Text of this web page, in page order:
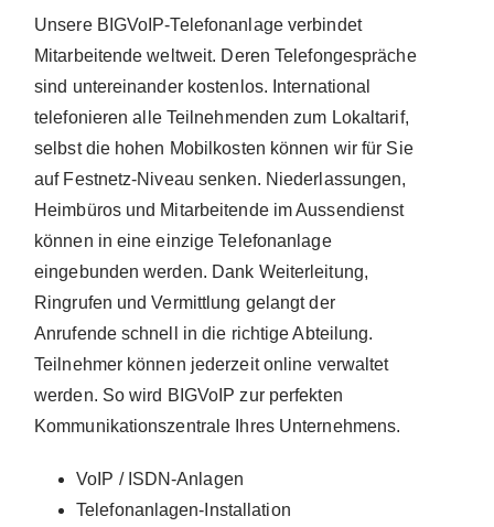
OFFENE STELLEN – SUPPORT
KONTAKT
Unsere BIGVoIP-Telefonanlage verbindet
Mitarbeitende weltweit. Deren Telefongespräche
sind untereinander kostenlos. International
telefonieren alle Teilnehmenden zum Lokaltarif,
selbst die hohen Mobilkosten können wir für Sie
auf Festnetz-Niveau senken. Niederlassungen,
Heimbüros und Mitarbeitende im Aussendienst
können in eine einzige Telefonanlage
eingebunden werden. Dank Weiterleitung,
Ringrufen und Vermittlung gelangt der
Anrufende schnell in die richtige Abteilung.
Teilnehmer können jederzeit online verwaltet
werden. So wird BIGVoIP zur perfekten
Kommunikationszentrale Ihres Unternehmens.
VoIP / ISDN-Anlagen
Telefonanlagen-Installation